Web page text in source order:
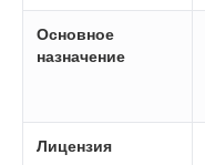
Основное
назначение
Лицензия